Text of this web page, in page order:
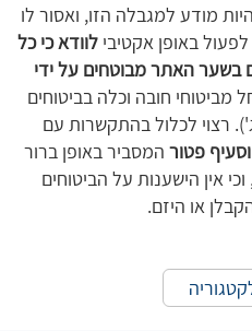
מודע למגבלה הזו, ואסור לו
באופן אקטיבילוודא כי כל
בשער האתר מבוטחים על ידי
מביטוחי חובה וכלה בביטוחים
רצוי לכלול בהתקשרות עם
פטור המסביר באופן ברור
אין הישענות על הביטוחים
או היזם.